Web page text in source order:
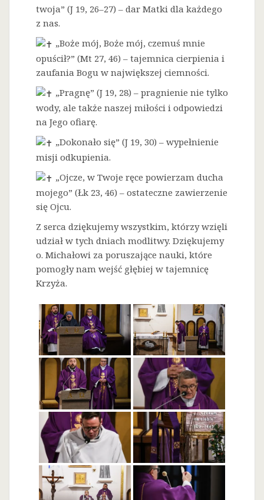
twoja” (J 19, 26–27) – dar Matki dla każdego
z nas.
„Boże mój, Boże mój, czemuś mnie
opuścił?” (Mt 27, 46) – tajemnica cierpienia i
zaufania Bogu w największej ciemności.
„Pragnę” (J 19, 28) – pragnienie nie tylko
wody, ale także naszej miłości i odpowiedzi
na Jego ofiarę.
„Dokonało się” (J 19, 30) – wypełnienie
misji odkupienia.
„Ojcze, w Twoje ręce powierzam ducha
mojego” (Łk 23, 46) – ostateczne zawierzenie
się Ojcu.
Z serca dziękujemy wszystkim, którzy wzięli
udział w tych dniach modlitwy. Dziękujemy
o. Michałowi za poruszające nauki, które
pomogły nam wejść głębiej w tajemnicę
Krzyża.